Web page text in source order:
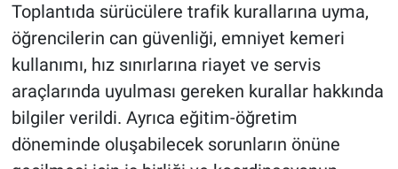
Toplantıda sürücülere trafik kurallarına uyma,
öğrencilerin can güvenliği, emniyet kemeri
kullanımı, hız sınırlarına riayet ve servis
araçlarında uyulması gereken kurallar hakkında
bilgiler verildi. Ayrıca eğitim-öğretim
döneminde oluşabilecek sorunların önüne